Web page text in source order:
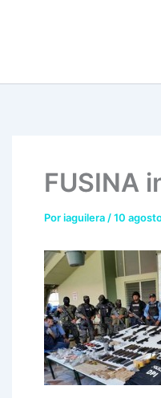
FUSINA
Poriaguilera /10